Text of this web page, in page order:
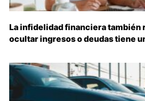
La infidelidad financiera también
ocultar ingresos o deudas tiene